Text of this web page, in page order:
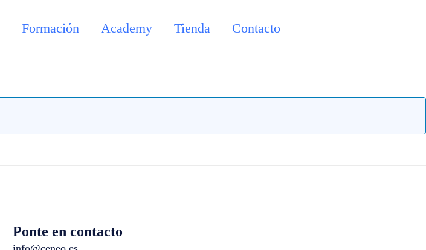
Formación Academy Tienda Contacto
Ponte en contacto